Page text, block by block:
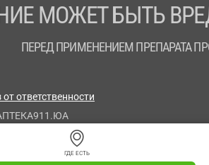
ГДЕ ЕСТЬ
МОЖЕТ БЫТЬ
ПЕРЕД ПРИМЕНЕНИЕМ ПРЕПАРАТА
ответственности